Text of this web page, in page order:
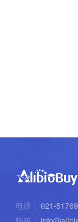
电话： 021-